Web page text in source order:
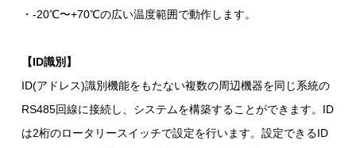
・-20℃〜+70℃の広い温度範囲で動作します。
【ID識別】
ID(アドレス)識別機能をもたない複数の周辺機器を同じ系統の
RS485回線に接続し、システムを構築することができます。ID
は2桁のロータリースイッチで設定を行います。設定できるID